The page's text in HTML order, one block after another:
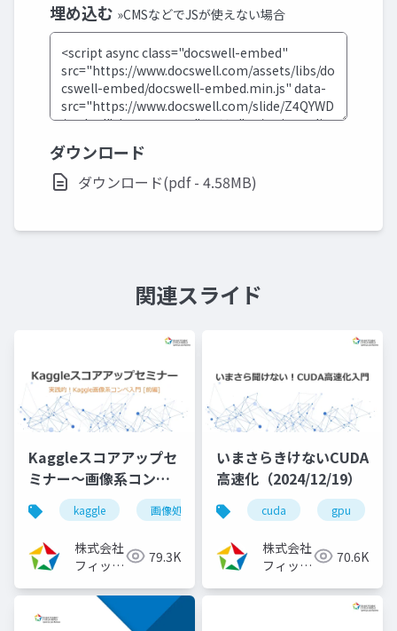
埋め込む »CMSなどでJSが使えない場合
ダウンロード
ダウンロード(pdf - 4.58MB)
関連スライド
Kaggleスコアアップセ
ミナー～画像系コンペ
入門[前編]
（2023/08/02）
kaggle 画像処理 機械学習 深層学習
株式会社
フィック
79.3K
いまさらきけないCUDA
高速化（2024/12/19）
cuda gpu
株式会社
フィック
70.6K